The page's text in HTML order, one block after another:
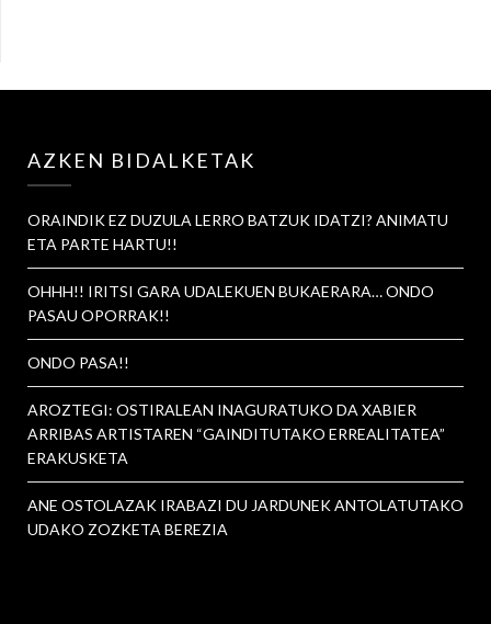
AZKEN BIDALKETAK
ORAINDIK EZ DUZULA LERRO BATZUK IDATZI? ANIMATU
ETA PARTE HARTU!!
OHHH!! IRITSI GARA UDALEKUEN BUKAERARA… ONDO
PASAU OPORRAK!!
ONDO PASA!!
AROZTEGI: OSTIRALEAN INAGURATUKO DA XABIER
ARRIBAS ARTISTAREN “GAINDITUTAKO ERREALITATEA”
ERAKUSKETA
ANE OSTOLAZAK IRABAZI DU JARDUNEK ANTOLATUTAKO
UDAKO ZOZKETA BEREZIA